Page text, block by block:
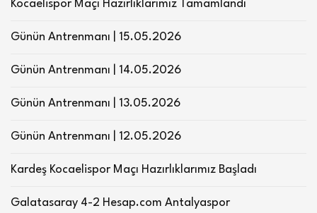
Kocaelispor Maçı Hazırlıklarımız Tamamlandı
Günün Antrenmanı | 15.05.2026
Günün Antrenmanı | 14.05.2026
Günün Antrenmanı | 13.05.2026
Günün Antrenmanı | 12.05.2026
Kardeş Kocaelispor Maçı Hazırlıklarımız Başladı
Galatasaray 4-2 Hesap.com Antalyaspor